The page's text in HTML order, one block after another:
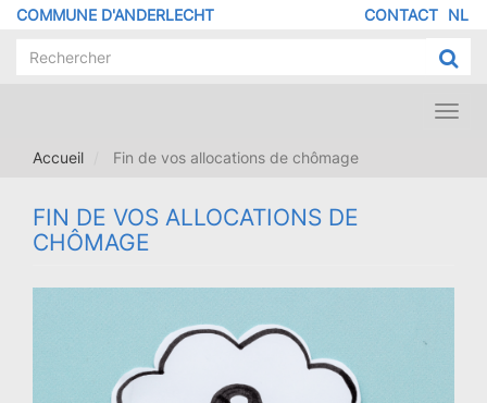
Aller
contenu
COMMUNE D'ANDERLECHT NL
DE
CONTACT
Accueil
Fin de vos allocations de chômage
FIN DE VOS ALLOCATIONS DE
CHÔMAGE